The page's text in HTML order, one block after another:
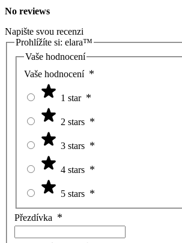
No reviews
Napište svou recenzi
Prohlížíte si: elara™
Vaše hodnocení
Vaše hodnocení
1 star
2 stars
3 stars
4 stars
5 stars
Přezdívka